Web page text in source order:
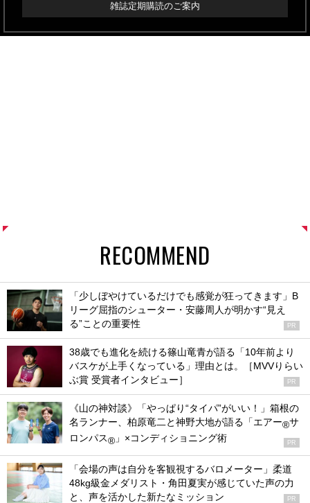
雑誌定期購読のご案内
RECOMMEND
「少しぼやけているだけでも感覚が狂ってきます」B
リーグ屈指のシューター・安藤周人が明かす“見え
る”ことの重要性
PR
38歳でも進化を続ける篠山竜青が語る「10年前より
バスケが上手くなっている」理由とは。［MVVりらい
ぶ賞 受賞者インタビュー］
PR
《山の神対談》「やっぱり“タイパ”がいい！」箱根の
名ランナー、柏原竜二と神野大地が語る「エアー®サ
ロンパス® 」×コンディショニング術 PR
「会場の声は自分を客観視するバロメーター」柔道
48kg級金メダリスト・角田夏実が感じていた声の力
と、声を活かした新たなミッション
PR